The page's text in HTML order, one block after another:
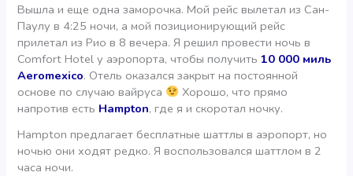
Вышла и еще одна заморочка. Мой рейс вылетал из Сан-
Паулу в 4:25 ночи, а мой позиционирующий рейс
прилетал из Рио в 8 вечера. Я решил провести ночь в
Comfort Hotel у аэропорта, чтобы получить10 000 миль
Aeromexico. Отель оказался закрыт на постоянной
основе по случаю вайруса
Хорошо, что прямо
напротив есть Hampton, где я и скоротал ночку.
Hampton предлагает бесплатные шаттлы в аэропорт, но
ночью они ходят редко. Я воспользовался шаттлом в 2
часа ночи.